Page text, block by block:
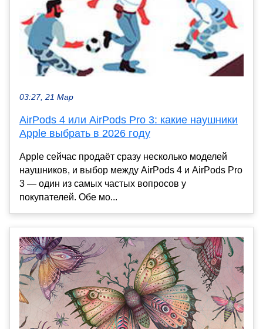
03:27, 21 Мар
AirPods 4 или AirPods Pro 3: какие наушники
Apple выбрать в 2026 году
Apple сейчас продаёт сразу несколько моделей
наушников, и выбор между AirPods 4 и AirPods Pro
3 — один из самых частых вопросов у
покупателей. Обе мо...